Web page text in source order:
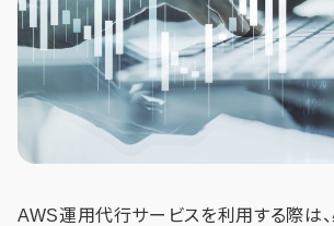
AWS運用代行サービスを利用する際は